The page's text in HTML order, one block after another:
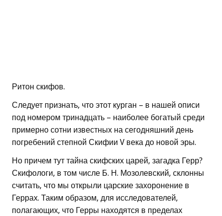
Ритон скифов.
Следует признать, что этот курган – в нашей описи
под номером тринадцать – наиболее богатый среди
примерно сотни известных на сегодняшний день
погребений степной Скифии V века до новой эры.
Но причем тут тайна скифских царей, загадка Герр?
Скифологи, в том числе Б. Н. Мозолевский, склонны
считать, что мы открыли царские захоронение в
Геррах. Таким образом, для исследователей,
полагающих, что Герры находятся в пределах